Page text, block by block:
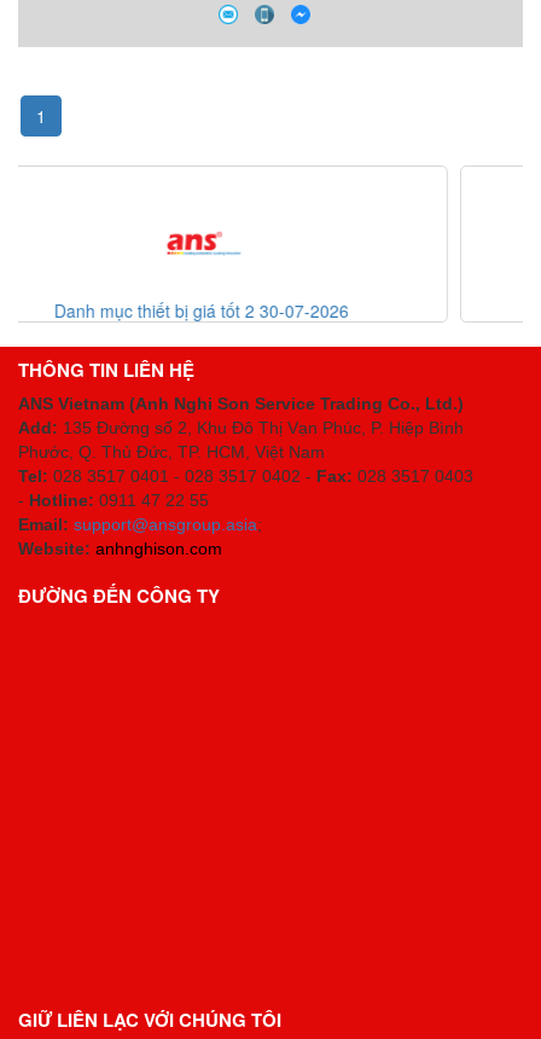
1
List code thiết bị giá tốt 30-07-2026
THÔNG TIN LIÊN HỆ
ANS Vietnam (Anh Nghi Son Service Trading Co., Ltd.)
Add: 135 Đường số 2, Khu Đô Thị Vạn Phúc, P. Hiệp Bình
Phước, Q. Thủ Đức, TP. HCM , Việt Nam
Tel: 028 3517 0401 - 028 3517 0402 - Fax: 028 3517 0403
- Hotline: 0911 47 22 55
Email: support@ansgroup.asia;
Website: anhnghison.com
ĐƯỜNG ĐẾN CÔNG TY
GIỮ LIÊN LẠC VỚI CHÚNG TÔI